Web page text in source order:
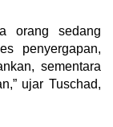
orang sedang
penyergapan,
sementara
ujar Tuschad,